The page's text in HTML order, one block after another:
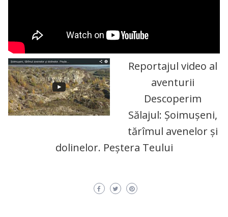
Reportajul video al
aventurii
Descoperim
Sălajul: Șoimușeni,
tărîmul avenelor și
dolinelor. Peștera Teului